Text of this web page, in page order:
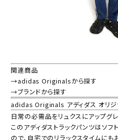
関連商品
→adidas Originalsから探す
→ブランドから探す
adidas Originals アディダス オリジ
日常の必需品をリュクスにアップグレ
このアディダストラックパンツはソ
ので、自宅でのリラックスタイムにも